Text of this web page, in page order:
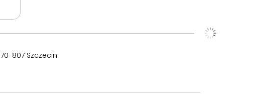
70-807Szczecin